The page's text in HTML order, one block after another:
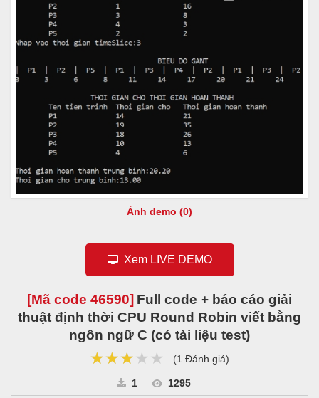
Ảnh demo (0)
Xem LIVE DEMO
[Mã code 46590] Full code + báo cáo giải
thuật định thời CPU Round Robin viết bằng
ngôn ngữ C (có tài liệu test)
★★★★★
★★★★★
★★★★★ (1 Đánh giá)
1 1295